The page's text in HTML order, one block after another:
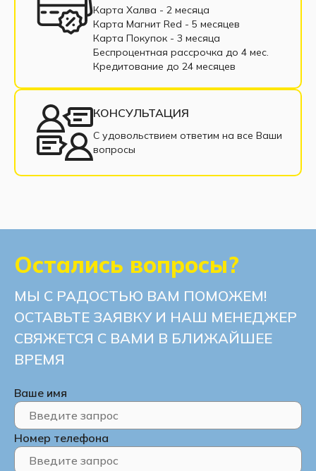
Угловые диваны с пружинным блоком
Угловые диваны из ткани
Угловые диваны из экокожи
Угловые диваны в рассрочку
Недорогие угловые диваны
Угловые диваны с подлокотниками
Угловой диван со спальным местом
Угловые диваны с нишей для белья
Карта Халва - 2 месяца
Карта Магнит Red - 5 месяцев
Карта Покупок - 3 месяца
Беспроцентная рассрочка до 4 мес.
Кредитование до 24 месяцев
КОНСУЛЬТАЦИЯ
С удовольствием ответим на все Ваши
вопросы
Остались вопросы?
МЫ С РАДОСТЬЮ ВАМ ПОМОЖЕМ!
ОСТАВЬТЕ ЗАЯВКУ И НАШ МЕНЕДЖЕР
СВЯЖЕТСЯ С ВАМИ В БЛИЖАЙШЕЕ
ВРЕМЯ
Ваше имя
Номер телефона